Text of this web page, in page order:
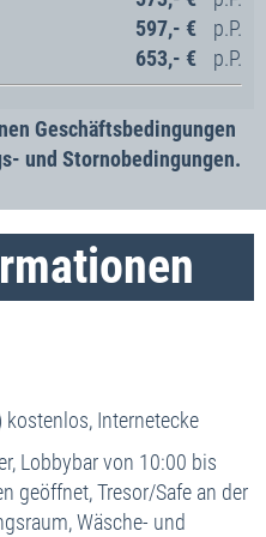
597,- €
653,- €
Geschäftsbedingungen
und Stornobedingungen.
Internetecke
Lobbybar von 10:00 bis
geöffnet, Tresor/Safe an der
Wäsche- und